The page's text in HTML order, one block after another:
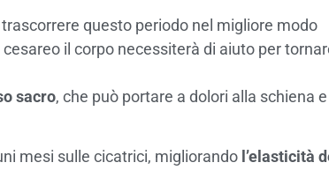
questo periodo nel migliore modo
il corpo necessiterà di aiuto per
sacro, che può portare a dolori alla schiena
mesi sulle cicatrici, migliorando l’elasticità